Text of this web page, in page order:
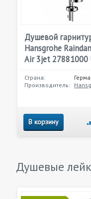
Душевой
Hansgrohe
Air 3jet 27881000
Страна:
Производитель:
В корзину
Душевые